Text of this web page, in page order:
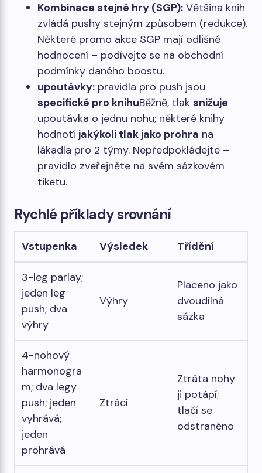
Kombinace stejné hry (SGP): Většina knih
zvládá pushy stejným způsobem (redukce).
Některé promo akce SGP mají odlišné
hodnocení – podívejte se na obchodní
podmínky daného boostu.
upoutávky: pravidla pro push jsou
specifické pro knihuBěžně, tlak snižuje
upoutávka o jednu nohu; některé knihy
hodnotí jakýkoli tlak jako prohra na
lákadla pro 2 týmy. Nepředpokládejte –
pravidlo zveřejněte na svém sázkovém
tiketu.
Rychlé příklady srovnání
Vstupenka Výsledek Třídění
3-leg parlay;
jeden leg
push; dva
výhry
Výhry
Placeno jako
dvoudílná
sázka
4-nohový
harmonogra
m; dva legy
push; jeden
vyhrává;
jeden
prohrává
Ztrácí
Ztráta nohy
ji potápí;
tlačí se
odstraněno